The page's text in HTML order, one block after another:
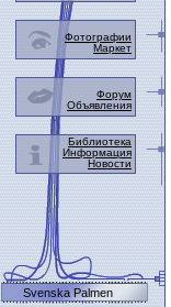
Фотографии
Маркет
Форум
Объявления
Библиотека
Информация
Новости
Svenska Palmen